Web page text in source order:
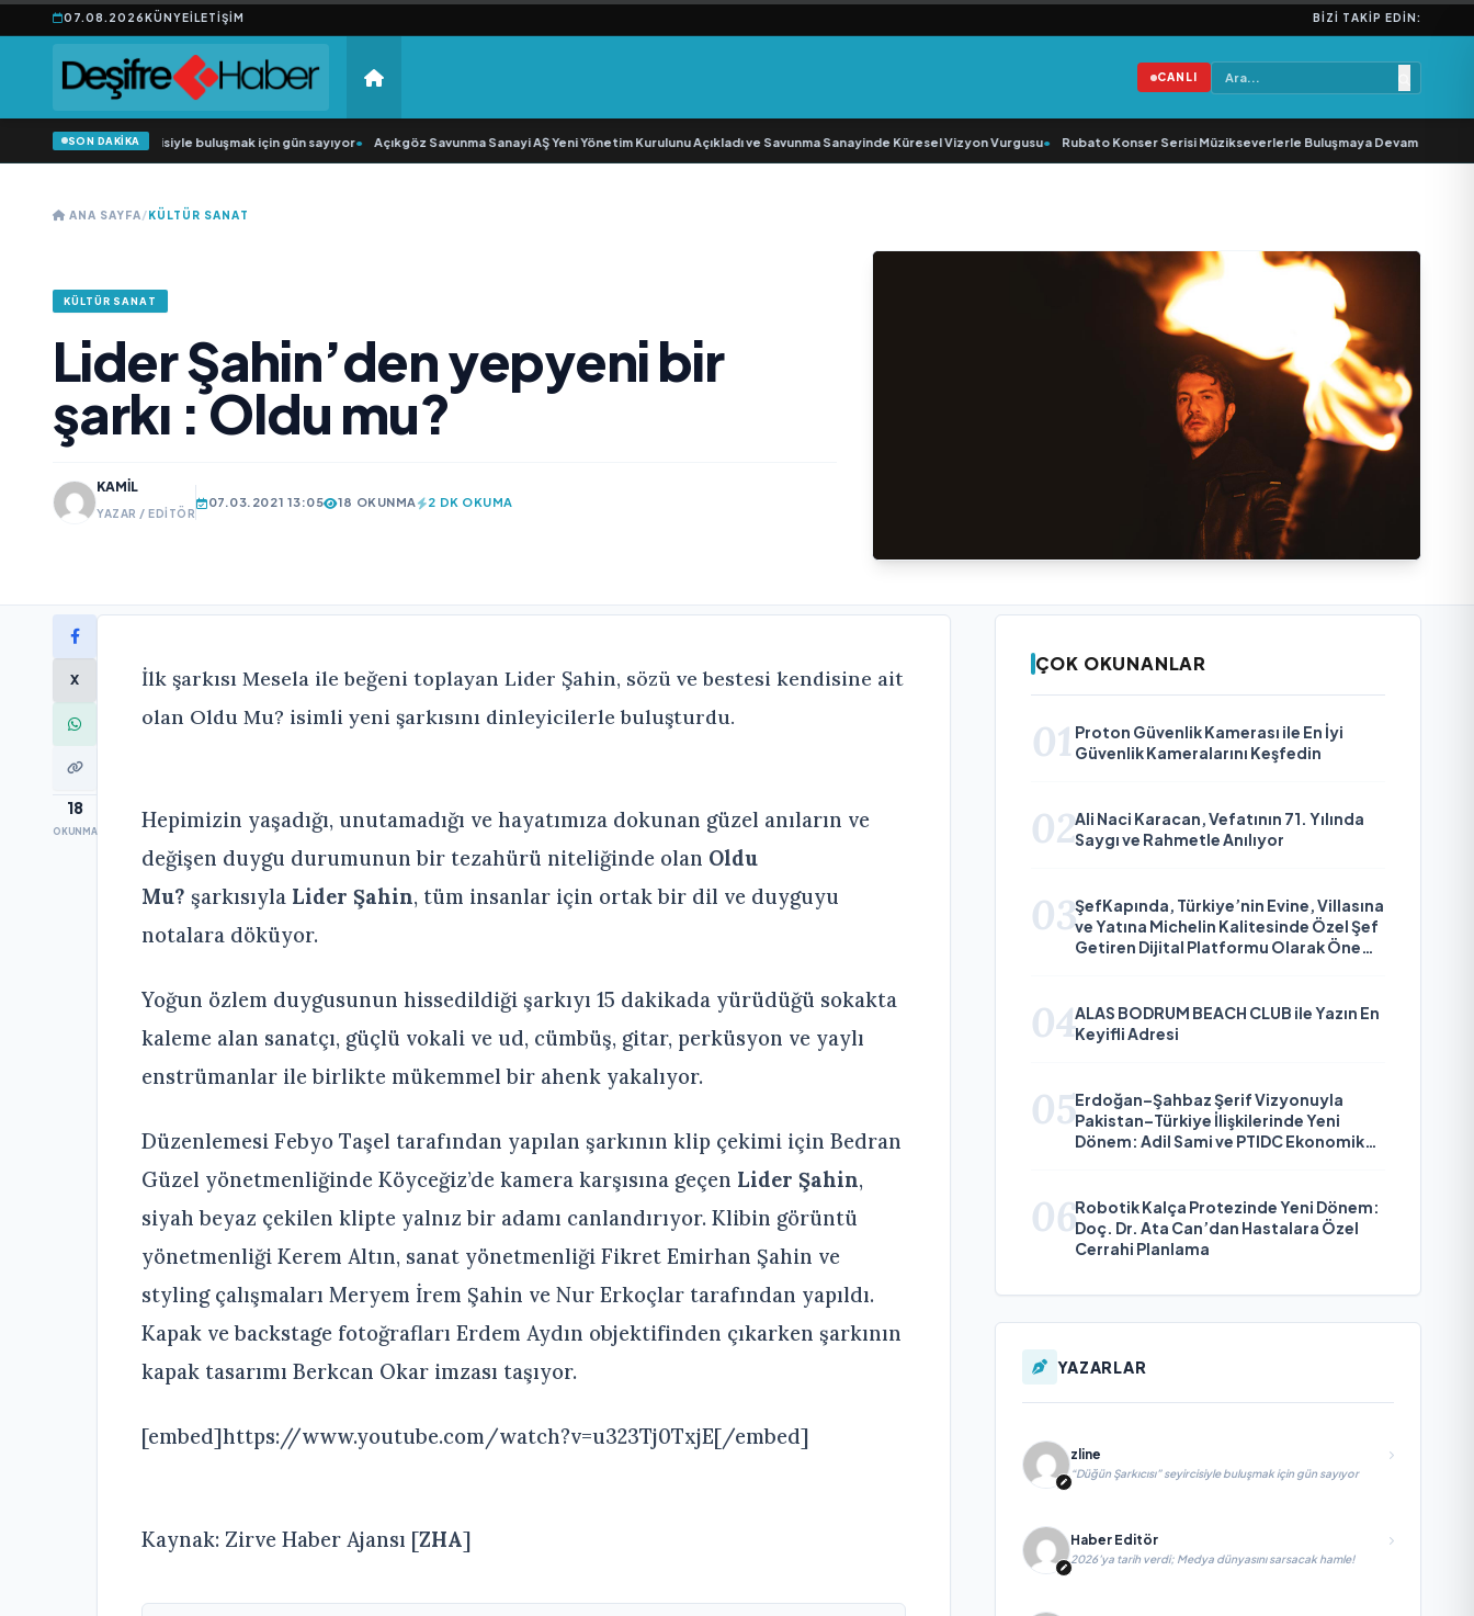
07.08.2026KÜNYEİLETIŞIM BIZI TAKIP EDIN:
CANLI
SON DAKİKA
Şarkıcısı” seyircisiyle buluşmak için gün sayıyor• Açıkgöz Savunma Sanayi AŞ Yeni Yönetim Kurulunu Açıkladı ve Savunma Sanayinde Küresel Vizyon Vurgusu• Rubato Konser Serisi Müzikseverlerle Buluşmaya Devam Ediyor
ANA SAYFA/KÜLTÜR SANAT
KÜLTÜR SANAT
Lider Şahin’den yepyeni bir
şarkı : Oldu mu?
KAMIL
YAZAR / EDITÖR
07.03.2021 13:05 18 OKUNMA 2 DK OKUMA
X
18
OKUNMA
İlk şarkısı Mesela ile beğeni toplayan Lider Şahin, sözü ve bestesi kendisine ait
olan Oldu Mu? isimli yeni şarkısını dinleyicilerle buluşturdu.
Hepimizin yaşadığı, unutamadığı ve hayatımıza dokunan güzel anıların ve
değişen duygu durumunun bir tezahürü niteliğinde olan Oldu
Mu? şarkısıyla Lider Şahin, tüm insanlar için ortak bir dil ve duyguyu
notalara döküyor.
Yoğun özlem duygusunun hissedildiği şarkıyı 15 dakikada yürüdüğü sokakta
kaleme alan sanatçı, güçlü vokali ve ud, cümbüş, gitar, perküsyon ve yaylı
enstrümanlar ile birlikte mükemmel bir ahenk yakalıyor.
Düzenlemesi Febyo Taşel tarafından yapılan şarkının klip çekimi için Bedran
Güzel yönetmenliğinde Köyceğiz’de kamera karşısına geçen Lider Şahin,
siyah beyaz çekilen klipte yalnız bir adamı canlandırıyor. Klibin görüntü
yönetmenliği Kerem Altın, sanat yönetmenliği Fikret Emirhan Şahin ve
styling çalışmaları Meryem İrem Şahin ve Nur Erkoçlar tarafından yapıldı.
Kapak ve backstage fotoğrafları Erdem Aydın objektifinden çıkarken şarkının
kapak tasarımı Berkcan Okar imzası taşıyor.
[embed]https://www.youtube.com/watch?v=u323Tj0TxjE[/embed]
Kaynak: Zirve Haber Ajansı [ZHA]
ÇOK OKUNANLAR
01 Proton Güvenlik Kamerası ile En İyi
Güvenlik Kameralarını Keşfedin
02Ali Naci Karacan, Vefatının 71. Yılında
Saygı ve Rahmetle Anılıyor
03ŞefKapında, Türkiye’nin Evine, Villasına
ve Yatına Michelin Kalitesinde Özel Şef
Getiren Dijital Platformu Olarak Öne
04ALAS BODRUM BEACH CLUB ile Yazın En
Keyifli Adresi
05Erdoğan–Şahbaz Şerif Vizyonuyla
Pakistan–Türkiye İlişkilerinde Yeni
Dönem: Adil Sami ve PTIDC Ekonomik
06Robotik Kalça Protezinde Yeni Dönem:
Doç. Dr. Ata Can’dan Hastalara Özel
Cerrahi Planlama
YAZARLAR
zline
“Düğün Şarkıcısı” seyircisiyle buluşmak için gün sayıyor
Haber Editör
2026’ya tarih verdi; Medya dünyasını sarsacak hamle!